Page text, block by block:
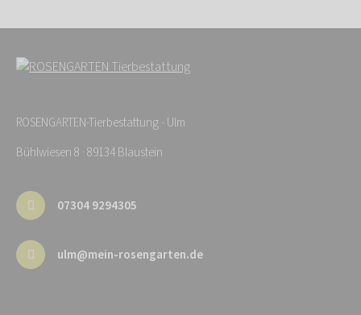
ROSENGARTEN-Tierbestattung - Ulm
Bühlwiesen 8 · 89134 Blaustein
07304 9294305
ulm@mein-rosengarten.de